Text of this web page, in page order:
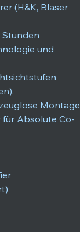
(H&K, Blaser
Stunden
und
Montage
für Absolute Co-